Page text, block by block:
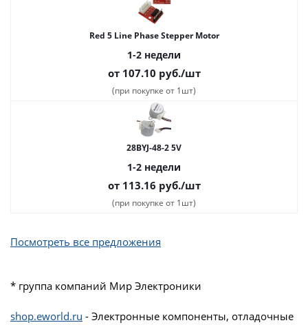
Red 5 Line Phase Stepper Motor
1-2 недели
от 107.10 руб./шт
(при покупке от 1шт)
28BYJ-48-2 5V
1-2 недели
от 113.16 руб./шт
(при покупке от 1шт)
Посмотреть все предложения
* группа компаний Мир Электроники
shop.eworld.ru - Электронные компоненты, отладочные